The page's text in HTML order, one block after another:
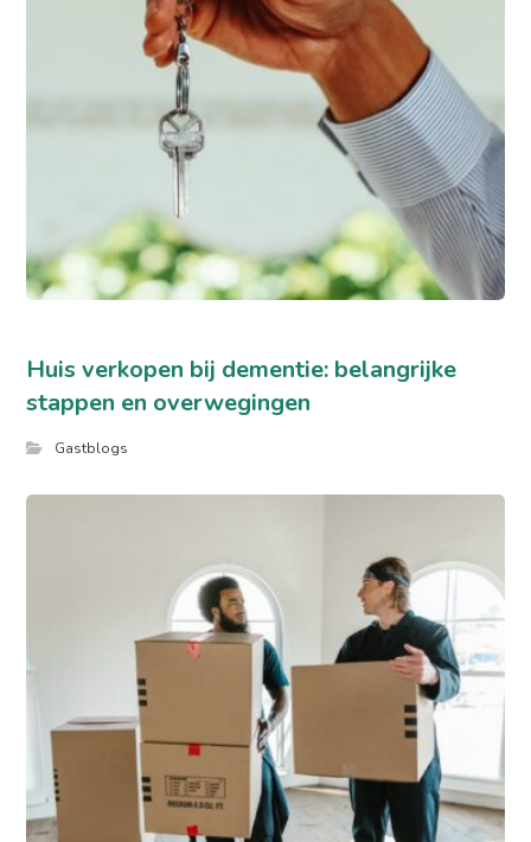
Huis verkopen bij dementie: belangrijke
stappen en overwegingen
Gastblogs